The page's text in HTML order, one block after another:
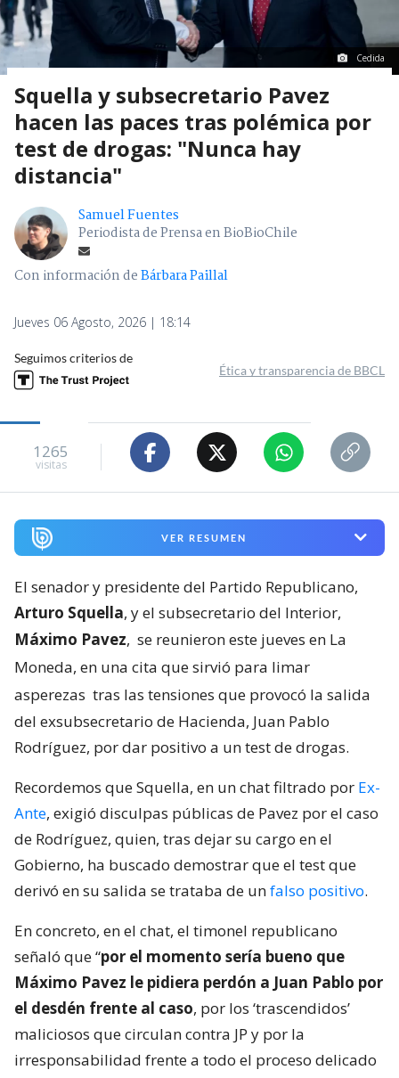
Cedida
Squella y subsecretario Pavez
hacen las paces tras polémica por
test de drogas: "Nunca hay
distancia"
Samuel Fuentes
Periodista de Prensa en BioBioChile
Con información deBárbara Paillal
Jueves 06 Agosto, 2026 | 18:14
Seguimos criterios de
Ética y transparencia de BBCL
1265
visitas
VER RESUMEN
El senador y presidente del Partido Republicano,
Arturo Squella, y el subsecretario del Interior,
Máximo Pavez, se reunieron este jueves en La
Moneda, en una cita que sirvió para limar
asperezas tras las tensiones que provocó la salida
del exsubsecretario de Hacienda, Juan Pablo
Rodríguez, por dar positivo a un test de drogas.
Recordemos que Squella, en un chat filtrado por Ex-
Ante, exigió disculpas públicas de Pavez por el caso
de Rodríguez, quien, tras dejar su cargo en el
Gobierno, ha buscado demostrar que el test que
derivó en su salida se trataba de unfalso positivo.
En concreto, en el chat, el timonel republicano
señaló que “por el momento sería bueno que
Máximo Pavez le pidiera perdón a Juan Pablo por
el desdén frente al caso, por los ‘trascendidos’
maliciosos que circulan contra JP y por la
irresponsabilidad frente a todo el proceso delicado